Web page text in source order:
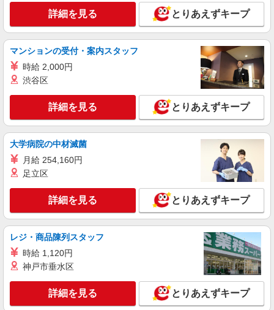
OK（規定あり）
キープ 詳細を見る
株式会社kotrio /●SW-H2-2100208
日収1.3万円〜☆【運転・配送】の経験がある
時給1650円〜2312円 ＜日払い有/週払い有/交
通費全支給(ガソリン代含む)＞
渋谷区【最寄り駅：代々木上原駅すぐ】
キープ 詳細を見る
アルバイト
日研トータルソーシング株式会社 メディカルケア事業部/新宿オフィ
介護スタッフ／資格あり or 経験者
給1,550円〜 ◆初任者研修・未経験：時給1,550
円〜 ◆初任者研修・経験者：時給1,600円〜 ◆介
護福祉士・経験者：時給1,650円〜 ※経験者は3ヶ
月以上 ※給与幅は経験・能力による ★週払い
OK（規定あり）
東京都渋谷区 【最寄駅】京王新線「幡ヶ谷」
いエリアなど、お好きな勤務地をお選び下さ
い！！
キープ 詳細を見る
詳細を見る とりあえずキープ
マンションの受付・案内スタッフ
時給 2,000円
渋谷区
詳細を見る とりあえずキープ
大学病院の中材滅菌
月給 254,160円
足立区
詳細を見る とりあえずキープ
レジ・商品陳列スタッフ
時給 1,120円
神戸市垂水区
詳細を見る とりあえずキープ